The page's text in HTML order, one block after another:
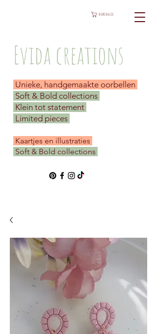
Evida creations
WINKELWAGEN
Unieke, handgemaakte oorbellen
Soft & Bold collections
Klein tot statement
Limited pieces
​ Kaartjes en illustraties
Soft & Bold collections